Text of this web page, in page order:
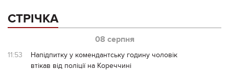
СТРІЧКА
08 серпня
11:53
Напідпитку у комендантську годину чоловік
втікав від поліції на Кореччині